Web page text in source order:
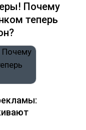
Почему
теперь